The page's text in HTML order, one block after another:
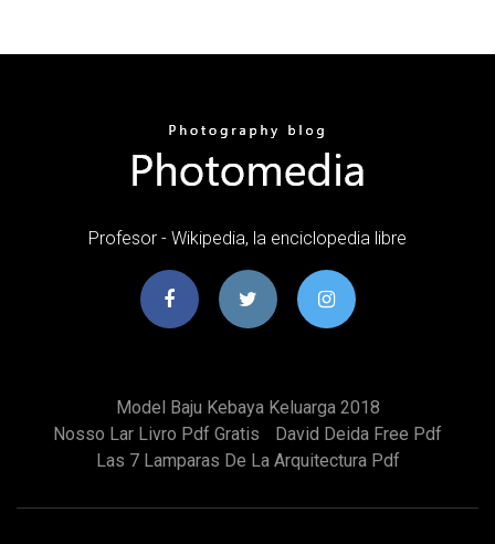
Profesor - Wikipedia, la enciclopedia libre
Model Baju Kebaya Keluarga 2018
Nosso Lar Livro Pdf Gratis
David Deida Free Pdf
Las 7 Lamparas De La Arquitectura Pdf